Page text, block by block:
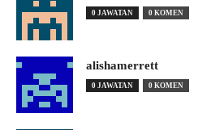
0 JAWATAN 0 KOMEN
alishamerrett
0 JAWATAN 0 KOMEN